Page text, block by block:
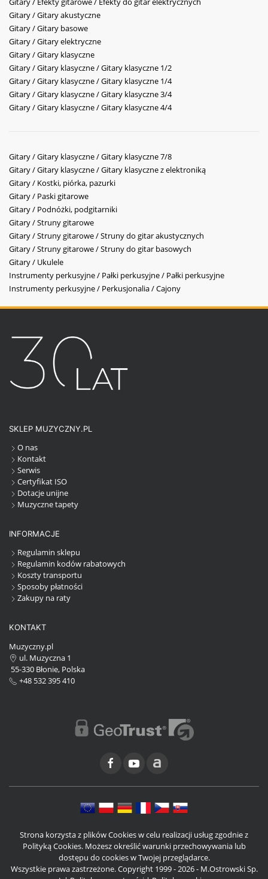
Gitary / Gitary akustyczne
Gitary / Gitary basowe
Gitary / Gitary elektryczne
Gitary / Gitary klasyczne
Gitary / Gitary klasyczne / Gitary klasyczne 1/2
Gitary / Gitary klasyczne / Gitary klasyczne 1/4
Gitary / Gitary klasyczne / Gitary klasyczne 3/4
Gitary / Gitary klasyczne / Gitary klasyczne 4/4
Gitary / Gitary klasyczne / Gitary klasyczne 7/8
Gitary / Gitary klasyczne / Gitary klasyczne z elektroniką
Gitary / Kostki, piórka, pazurki
Gitary / Paski gitarowe
Gitary / Podnóżki, podgitarniki
Gitary / Struny gitarowe
Gitary / Struny gitarowe / Struny do gitar akustycznych
Gitary / Struny gitarowe / Struny do gitar basowych
Gitary / Ukulele
Instrumenty perkusyjne / Pałki perkusyjne / Pałki perkusyjne
Instrumenty perkusyjne / Perkusjonalia / Cajony
SKLEP MUZYCZNY.PL
O nas
Kontakt
Serwis
Certyfikat ISO
Dotacje unijne
Muzyczne tapety
INFORMACJE
Regulamin sklepu
Regulamin kodów rabatowych
Koszty transportu
Sposoby płatności
Zakupy na raty
KONTAKT
Muzyczny.pl
ul. Muzyczna 1
55-330 Błonie, Polska
+48 532 395 410
Strona korzysta z plików Cookies w celu realizacji usług zgodnie z
Polityką Cookies. Możesz określić warunki przechowywania lub
dostępu do cookies w Twojej przeglądarce.
Wszystkie prawa zastrzeżone. Copyright 1999 - 2026 - M.Ostrowski Sp.